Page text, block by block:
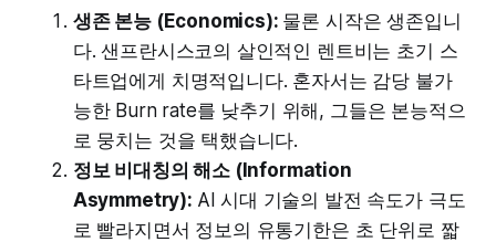
생존 본능 (Economics): 물론 시작은 생존입니
다. 샌프란시스코의 살인적인 렌트비는 초기 스
타트업에게 치명적입니다. 혼자서는 감당 불가
능한 Burn rate를 낮추기 위해, 그들은 본능적으
로 뭉치는 것을 택했습니다.
정보 비대칭의 해소 (Information
Asymmetry): AI 시대 기술의 발전 속도가 극도
로 빨라지면서 정보의 유통기한은 초 단위로 짧